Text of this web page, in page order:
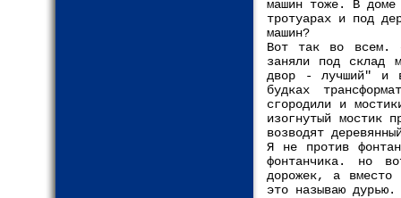
машин тоже. В
тротуарах и под
машин?
Вот так во всем.
заняли под склад
двор - лучший" и
будках
сгородили и
изогнутый мостик
возводят
Я не против
фонтанчика. но
дорожек, а вместо
это называю дурью.